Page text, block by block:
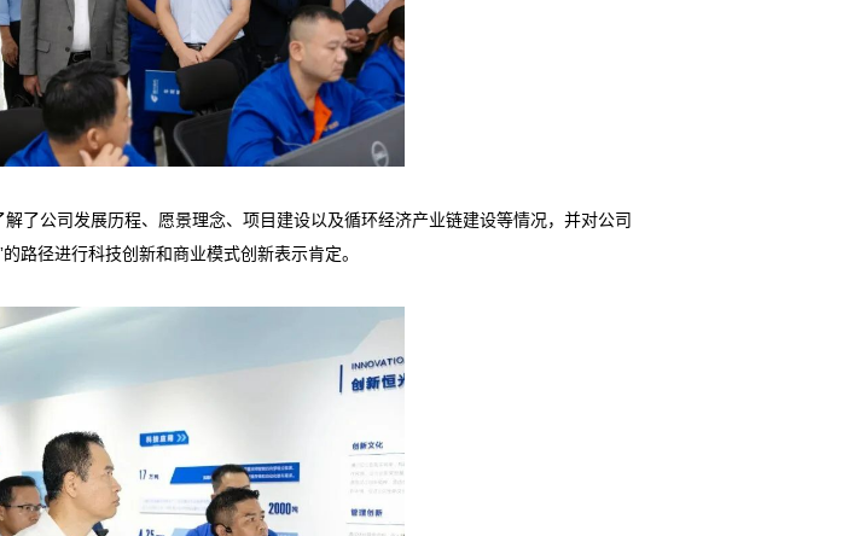
了公司发展历程、愿景理念、项目建设以及循环经济产业链建设等情况，并对公司
路径进行科技创新和商业模式创新表示肯定。